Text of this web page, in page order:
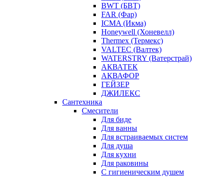
BWT (БВТ)
FAR (Фар)
ICMA (Икма)
Honeywell (Хоневелл)
Thermex (Термекс)
VALTEC (Валтек)
WATERSTRY (Ватерстрай)
АКВАТЕК
АКВАФОР
ГЕЙЗЕР
ДЖИЛЕКС
Сантехника
Смесители
Для биде
Для ванны
Для встраиваемых систем
Для душа
Для кухни
Для раковины
С гигиеническим душем